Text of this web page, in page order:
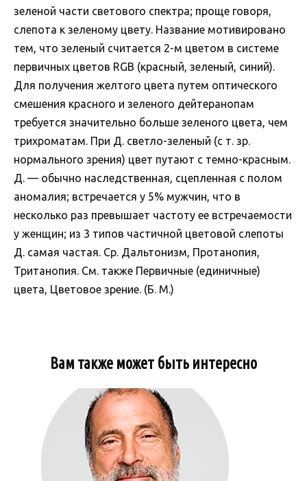
зеленой части светового спектра; проще говоря,
слепота к зеленому цвету. Название мотивировано
тем, что зеленый считается 2-м цветом в системе
первичных цветов RGB (красный, зеленый, синий).
Для получения желтого цвета путем оптического
смешения красного и зеленого дейтеранопам
требуется значительно больше зеленого цвета, чем
трихроматам. При Д. светло-зеленый (с т. зр.
нормального зрения) цвет путают с темно-красным.
Д. — обычно наследственная, сцепленная с полом
аномалия; встречается у 5% мужчин, что в
несколько раз превышает частоту ее встречаемости
у женщин; из 3 типов частичной цветовой слепоты
Д. самая частая. Ср. Дальтонизм, Протанопия,
Тританопия. См. также Первичные (единичные)
цвета, Цветовое зрение. (Б. М.)
Вам также может быть интересно